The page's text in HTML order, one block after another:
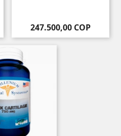
Precio
247.500,00 COP